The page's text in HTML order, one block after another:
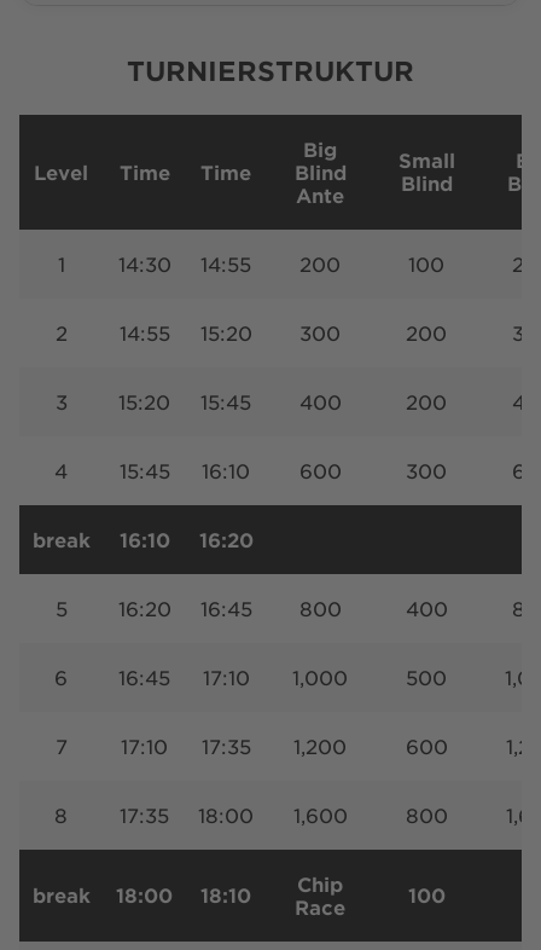
TURNIERSTRUKTUR
Level Time Time
Big
Blind
Ante
Small
Blind
1 14:30 14:55 200 100
2 14:55 15:20 300 200
3 15:20 15:45 400 200
4 15:45 16:10 600 300
break 16:10 16:20
5 16:20 16:45 800 400
6 16:45 17:10 1,000 500
7 17:10 17:35 1,200 600
8 17:35 18:00 1,600 800
break 18:00 18:10
Chip
Race
100